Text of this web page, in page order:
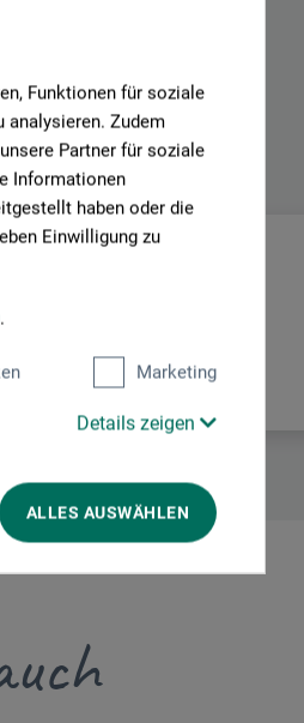
Funktionen für soziale
analysieren. Zudem
Partner für soziale
Informationen
haben oder die
Einwilligung zu
.
Marketing
Details zeigen
ALLES AUSWÄHLEN
Produkt.